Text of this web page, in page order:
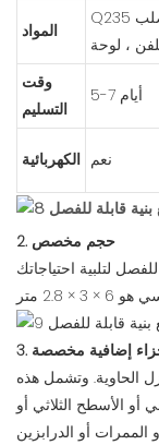
المواد
Q235 الصلب
وقت
التسليم
5-7 أيام
الكهربائية نعم
2. حجم مخصص
لتلبية احتياجاتك
إضافية مخصصة
الحاوية. وتشمل هذه
أو الأسطح الثلاثي أو
الممرات أو الدرابزين